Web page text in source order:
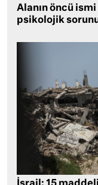
Alanın öncü
psikolojik